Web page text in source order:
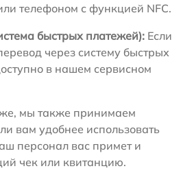
телефоном с функцией NFC.
быстрых платежей): Если
через систему быстрых
в нашем сервисном
мы также принимаем
вам удобнее использовать
персонал вас примет и
чек или квитанцию.